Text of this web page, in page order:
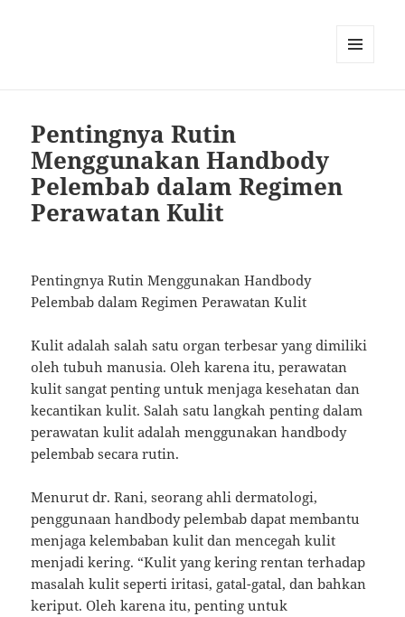
Pentingnya Rutin
Menggunakan Handbody
Pelembab dalam Regimen
Perawatan Kulit
Pentingnya Rutin Menggunakan Handbody
Pelembab dalam Regimen Perawatan Kulit
Kulit adalah salah satu organ terbesar yang dimiliki
oleh tubuh manusia. Oleh karena itu, perawatan
kulit sangat penting untuk menjaga kesehatan dan
kecantikan kulit. Salah satu langkah penting dalam
perawatan kulit adalah menggunakan handbody
pelembab secara rutin.
Menurut dr. Rani, seorang ahli dermatologi,
penggunaan handbody pelembab dapat membantu
menjaga kelembaban kulit dan mencegah kulit
menjadi kering. “Kulit yang kering rentan terhadap
masalah kulit seperti iritasi, gatal-gatal, dan bahkan
keriput. Oleh karena itu, penting untuk